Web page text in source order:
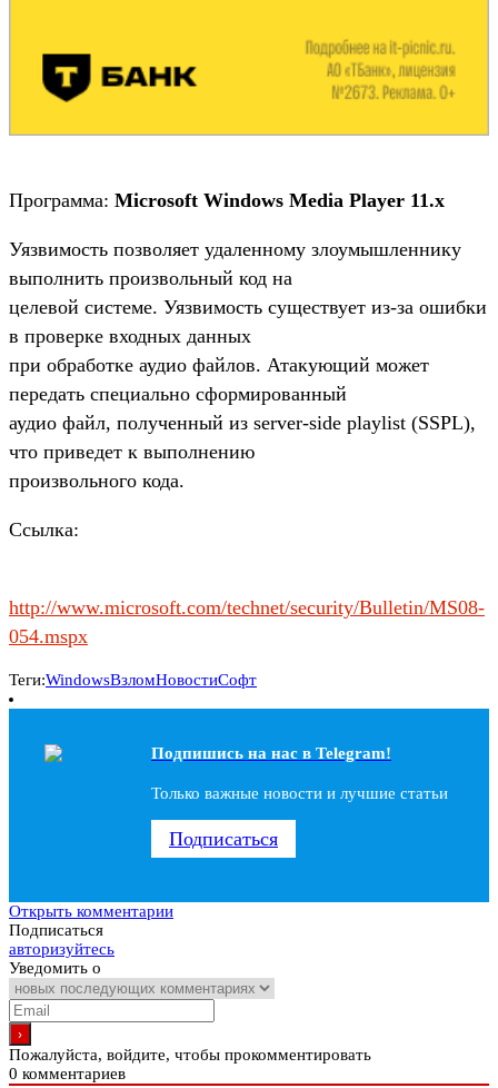
Программа: Microsoft Windows Media Player 11.x
Уязвимость позволяет удаленному злоумышленнику
выполнить произвольный код на
целевой системе. Уязвимость существует из-за ошибки
в проверке входных данных
при обработке аудио файлов. Атакующий может
передать специально сформированный
аудио файл, полученный из server-side playlist (SSPL),
что приведет к выполнению
произвольного кода.
Ссылка:
http://www.microsoft.com/technet/security/Bulletin/MS08-
054.mspx
Теги:WindowsВзломНовостиСофт
Подпишись на наc в Telegram!
Только важные новости и лучшие статьи
Подписаться
Открыть комментарии
Подписаться
авторизуйтесь
Уведомить о
Пожалуйста, войдите, чтобы прокомментировать
0 комментариев